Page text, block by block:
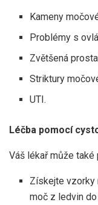
Kameny
Problémy s
Zvětšená
Striktury
UTI.
Léčba pomocí
Váš lékař může
Získejte vzorky
moč z ledvin